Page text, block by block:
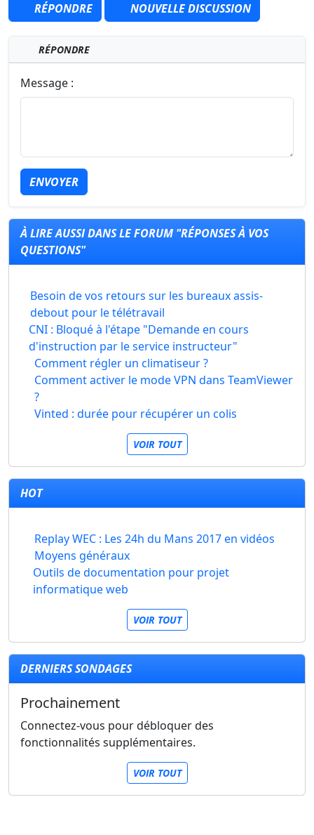
RÉPONDRE NOUVELLE DISCUSSION
RÉPONDRE
Message :
ENVOYER
À LIRE AUSSI DANS LE FORUM "RÉPONSES À VOS
QUESTIONS"
Besoin de vos retours sur les bureaux assis-
debout pour le télétravail
CNI : Bloqué à l'étape "Demande en cours
d'instruction par le service instructeur"
Comment régler un climatiseur ?
Comment activer le mode VPN dans TeamViewer
?
Vinted : durée pour récupérer un colis
VOIR TOUT
HOT
Replay WEC : Les 24h du Mans 2017 en vidéos
Moyens généraux
Outils de documentation pour projet
informatique web
VOIR TOUT
DERNIERS SONDAGES
Prochainement
Connectez-vous pour débloquer des
fonctionnalités supplémentaires.
VOIR TOUT